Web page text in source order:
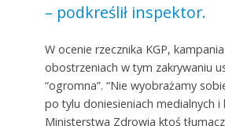
– podkreślił inspektor.
W ocenie rzecznika KGP,
obostrzeniach w tym zakrywaniu
“ogromna”. “Nie wyobrażamy
po tylu doniesieniach medialnych i
Ministerstwa Zdrowia ktoś